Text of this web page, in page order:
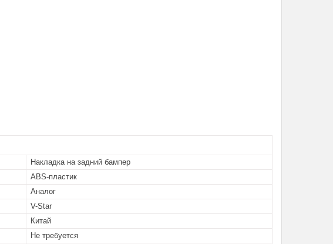
Накладка на задний бампер
ABS-пластик
Аналог
V-Star
Китай
Не требуется